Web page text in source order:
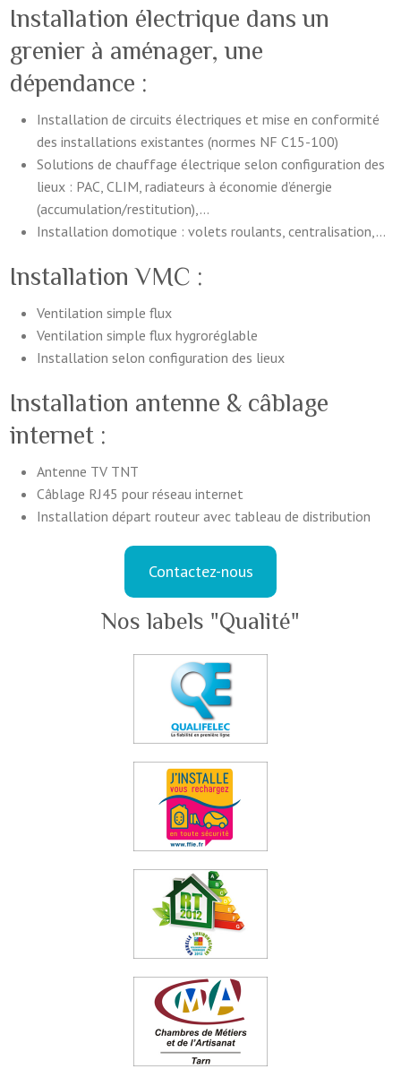
Installation électrique dans un
grenier à aménager, une
dépendance :
Installation de circuits électriques et mise en conformité
des installations existantes (normes NF C15-100)
Solutions de chauffage électrique selon configuration des
lieux : PAC, CLIM, radiateurs à économie d’énergie
(accumulation/restitution),…
Installation domotique : volets roulants, centralisation,…
Installation VMC :
Ventilation simple flux
Ventilation simple flux hygroréglable
Installation selon configuration des lieux
Installation antenne & câblage
internet :
Antenne TV TNT
Câblage RJ45 pour réseau internet
Installation départ routeur avec tableau de distribution
Contactez-nous
Nos labels "Qualité"